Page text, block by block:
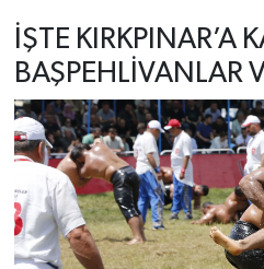
İŞTE KIRKPINAR’A
BAŞPEHLİVANLAR